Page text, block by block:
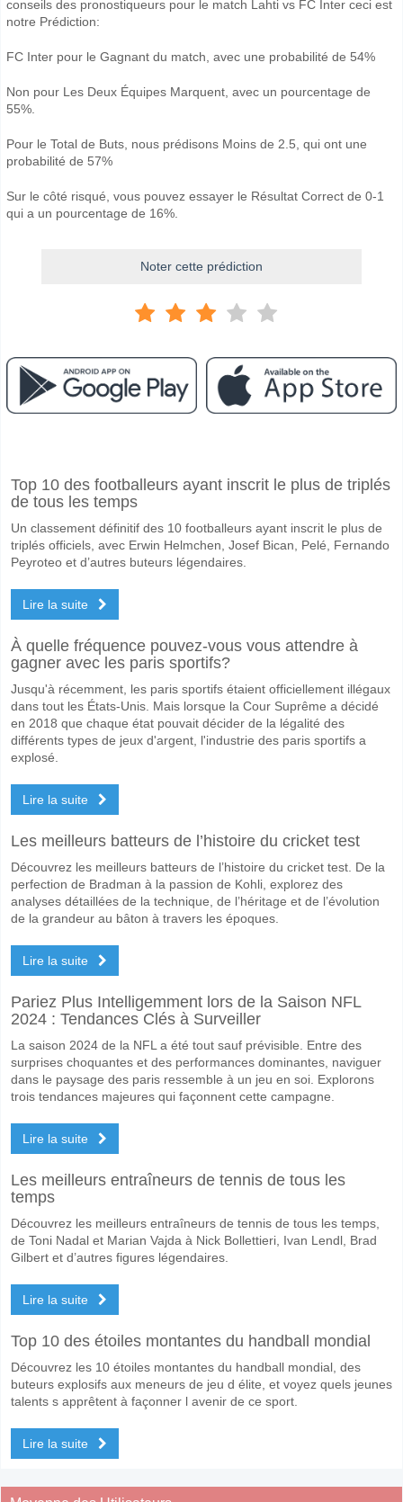
conseils des pronostiqueurs pour le match Lahti vs FC Inter ceci est
notre Prédiction:
FC Inter pour le Gagnant du match, avec une probabilité de 54%
Non pour Les Deux Équipes Marquent, avec un pourcentage de
55%.
Pour le Total de Buts, nous prédisons Moins de 2.5, qui ont une
probabilité de 57%
Sur le côté risqué, vous pouvez essayer le Résultat Correct de 0-1
qui a un pourcentage de 16%.
Noter cette prédiction
Le match entre Lahti v FC Inter 18 April 2026 15:00.
FC Inter pour le Gagnant du match, avec une probabilité de 54%
Non pour Les Deux Équipes Marquent, avec un pourcentage de 55%.
Quel sera le résultat correct attendu entre Lahti v FC
Sur le côté risqué, vous pouvez essayer le Résultat Correct de 0-1
Top 10 des footballeurs ayant inscrit le plus de triplés
de tous les temps
Un classement définitif des 10 footballeurs ayant inscrit le plus de
triplés officiels, avec Erwin Helmchen, Josef Bican, Pelé, Fernando
Peyroteo et d’autres buteurs légendaires.
Lire la suite
À quelle fréquence pouvez-vous vous attendre à
gagner avec les paris sportifs?
Jusqu'à récemment, les paris sportifs étaient officiellement illégaux
dans tout les États-Unis. Mais lorsque la Cour Suprême a décidé
en 2018 que chaque état pouvait décider de la légalité des
différents types de jeux d'argent, l'industrie des paris sportifs a
explosé.
Lire la suite
Les meilleurs batteurs de l’histoire du cricket test
Découvrez les meilleurs batteurs de l’histoire du cricket test. De la
perfection de Bradman à la passion de Kohli, explorez des
analyses détaillées de la technique, de l’héritage et de l’évolution
de la grandeur au bâton à travers les époques.
Lire la suite
Pariez Plus Intelligemment lors de la Saison NFL
2024 : Tendances Clés à Surveiller
La saison 2024 de la NFL a été tout sauf prévisible. Entre des
surprises choquantes et des performances dominantes, naviguer
dans le paysage des paris ressemble à un jeu en soi. Explorons
trois tendances majeures qui façonnent cette campagne.
Lire la suite
Les meilleurs entraîneurs de tennis de tous les
temps
Découvrez les meilleurs entraîneurs de tennis de tous les temps,
de Toni Nadal et Marian Vajda à Nick Bollettieri, Ivan Lendl, Brad
Gilbert et d’autres figures légendaires.
Lire la suite
Top 10 des étoiles montantes du handball mondial
Découvrez les 10 étoiles montantes du handball mondial, des
buteurs explosifs aux meneurs de jeu d élite, et voyez quels jeunes
talents s apprêtent à façonner l avenir de ce sport.
Lire la suite